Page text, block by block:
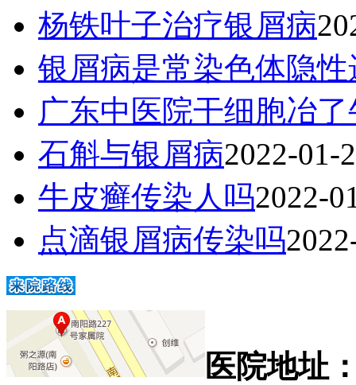
杨铁叶子治疗银屑病
银屑病是常染色体隐性
广东中医院干细胞冶
石斛与银屑病2022-01-
牛皮癣传染人吗2022-
点滴银屑病传染吗
医院地址